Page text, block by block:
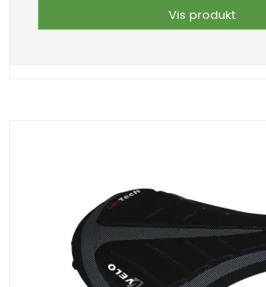
Vis produkt